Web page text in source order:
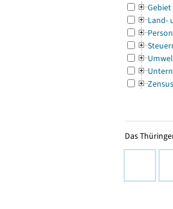
Gebiet
Land-
Zensus
Das